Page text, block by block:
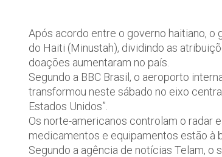
Após acordo entre o governo haitiano, o
do Haiti (Minustah), dividindo as
doações aumentaram no país.
Segundo a BBC Brasil, o aeroporto
transformou neste sábado no eixo
Estados Unidos”.
Os norte-americanos controlam o radar
medicamentos e equipamentos estão à
Segundo a agência de notícias Telam, o